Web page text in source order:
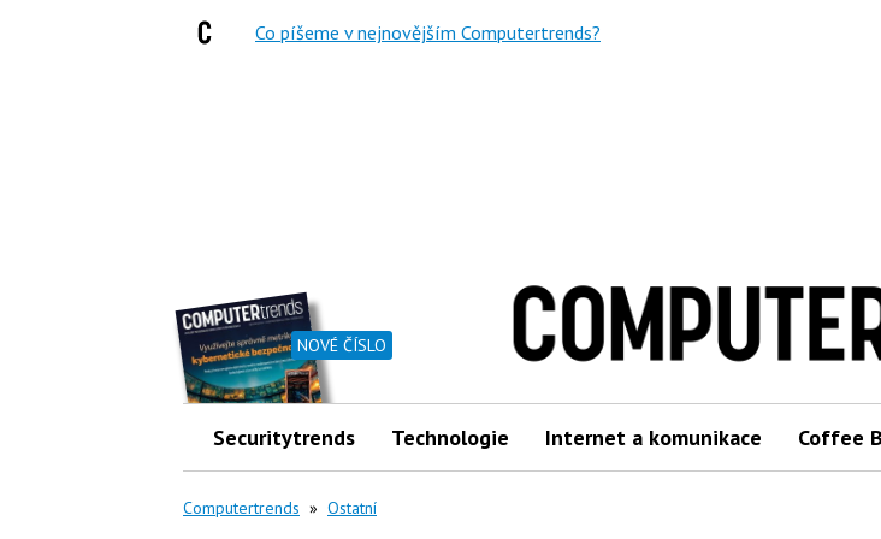
NOVÉ ČÍSLO
Securitytrends Technologie Internet a komunikace Coffee
Computertrends » Ostatní
Co píšeme v nejnovějším Computertrends?